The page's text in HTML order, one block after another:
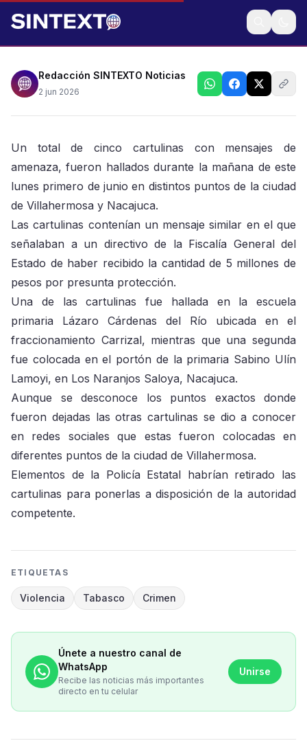
Amenazan alcanzan hasta a Omar García Harfuch
Redacción SINTEXTO Noticias
2 jun 2026
Un total de cinco cartulinas con mensajes de
amenaza, fueron hallados durante la mañana de este
lunes primero de junio en distintos puntos de la ciudad
de Villahermosa y Nacajuca.
Las cartulinas contenían un mensaje similar en el que
señalaban a un directivo de la Fiscalía General del
Estado de haber recibido la cantidad de 5 millones de
pesos por presunta protección.
Una de las cartulinas fue hallada en la escuela
primaria Lázaro Cárdenas del Río ubicada en el
fraccionamiento Carrizal, mientras que una segunda
fue colocada en el portón de la primaria Sabino Ulín
Lamoyi, en Los Naranjos Saloya, Nacajuca.
Aunque se desconoce los puntos exactos donde
fueron dejadas las otras cartulinas se dio a conocer
en redes sociales que estas fueron colocadas en
diferentes puntos de la ciudad de Villahermosa.
Elementos de la Policía Estatal habrían retirado las
cartulinas para ponerlas a disposición de la autoridad
competente.
ETIQUETAS
Violencia Tabasco Crimen
Únete a nuestro canal de
WhatsApp
Recibe las noticias más importantes
directo en tu celular
Unirse